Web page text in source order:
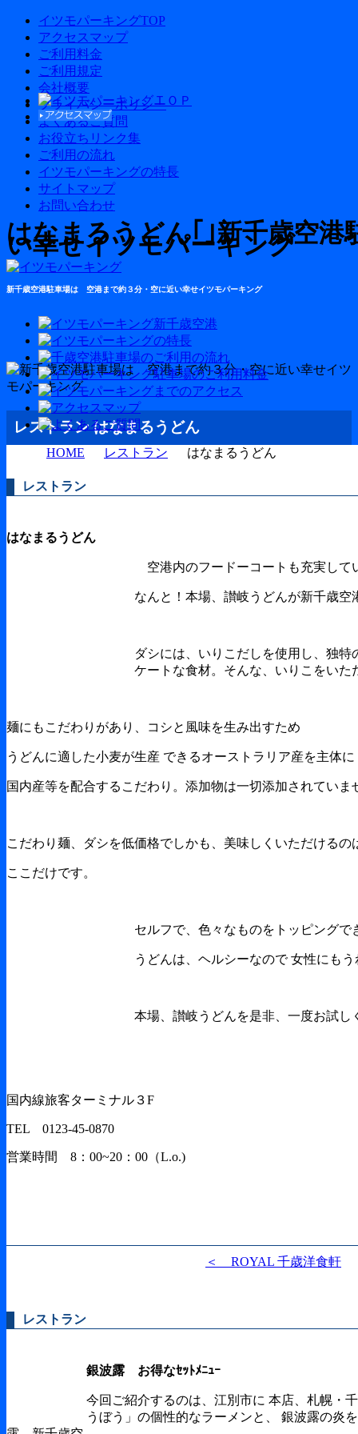
イツモパーキングTOP
アクセスマップ
ご利用料金
ご利用規定
会社概要
プライバシーポリシー
よくあるご質問
お役立ちリンク集
ご利用の流れ
イツモパーキングの特長
サイトマップ
お問い合わせ
はなまるうどん｢｣新千歳空
い幸せイツモパーキング
新千歳空港駐車場は 空港まで約３分・空に近い幸せイツモパーキング
レストラン はなまるうどん
HOME レストラン はなまるうどん
レストラン
はなまるうどん
空港内のフードーコートも充実して
なんと！本場、讃岐うどんが新千歳
ダシには、いりこだしを使用し、独
ケートな食材。そんな、いりこをいた
麺にもこだわりがあり、コシと風味を生み出すため
うどんに適した小麦が生産 できるオーストラリア産を主体に
国内産等を配合するこだわり。添加物は一切添加されていま
こだわり麺、ダシを低価格でしかも、美味しくいただけるの
ここだけです。
セルフで、色々なものをトッピングで
うどんは、ヘルシーなので 女性にも
本場、讃岐うどんを是非、一度お試し
国内線旅客ターミナル３F
TEL 0123-45-0870
営業時間 8：00~20：00（L.o.)
＜ ROYAL 千歳洋食軒
レストラン
銀波露 お得なｾｯﾄﾒﾆｭｰ
今回ご紹介するのは、江別市に 本店、札幌・
うぼう」の個性的なラーメンと、 銀波露の炎